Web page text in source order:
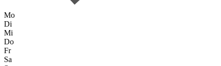
Mo
Di
Mi
Do
Fr
Sa